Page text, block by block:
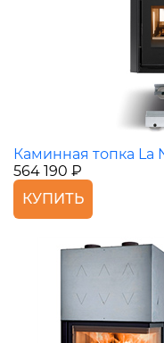
Каминная топка La
564 190 ₽
КУПИТЬ